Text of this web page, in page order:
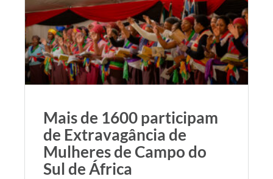
Mais de 1600 participam
de Extravagância de
Mulheres de Campo do
Sul de África